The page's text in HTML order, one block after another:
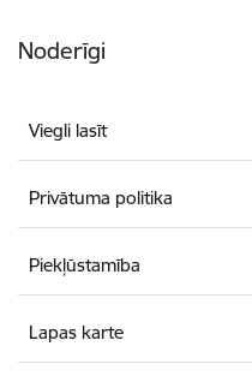
Noderīgi
Viegli lasīt
Privātuma politika
Piekļūstamība
Lapas karte